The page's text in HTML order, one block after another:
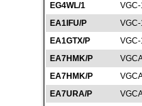
EG4WL/1
EA1IFU/P
EA1GTX/P
EA7HMK/P
EA7HMK/P
EA7URA/P